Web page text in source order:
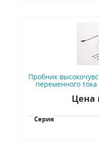
Пробник
переменного
Цена
Серия